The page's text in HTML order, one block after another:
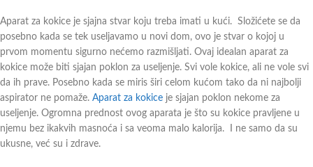
Aparat za kokice je sjajna stvar koju treba imati u kući. Složićete se da
posebno kada se tek useljavamo u novi dom, ovo je stvar o kojoj u
prvom momentu sigurno nećemo razmišljati. Ovaj idealan aparat za
kokice može biti sjajan poklon za useljenje. Svi vole kokice, ali ne vole svi
da ih prave. Posebno kada se miris širi celom kućom tako da ni najbolji
aspirator ne pomaže. Aparat za kokice je sjajan poklon nekome za
useljenje. Ogromna prednost ovog aparata je što su kokice pravljene u
njemu bez ikakvih masnoća i sa veoma malo kalorija. I ne samo da su
ukusne, već su i zdrave.